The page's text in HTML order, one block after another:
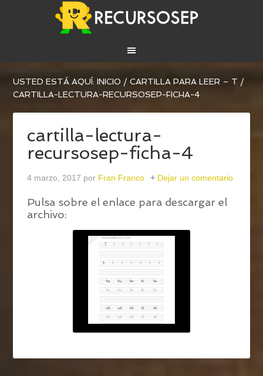
USTED ESTÁ AQUÍ:INICIO / CARTILLA PARA LEER – T /
CARTILLA-LECTURA-RECURSOSEP-FICHA-4
cartilla-lectura-
recursosep-ficha-4
4 marzo, 2017 por Fran Franco Dejar un comentario
Pulsa sobre el enlace para descargar el
archivo: